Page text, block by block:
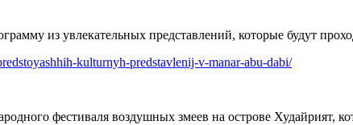
из увлекательных представлений, которые будут
kulturnyh-predstavlenij-v-manar-abu-dabi/
фестиваля воздушных змеев на острове Худайрият,